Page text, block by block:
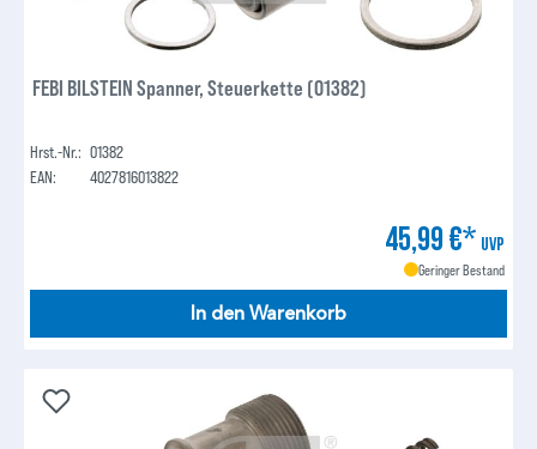
FEBI BILSTEIN Spanner, Steuerkette (01382)
Hrst.-Nr.: 01382
EAN:
4027816013822
45,99 €* UVP
Geringer Bestand
In den Warenkorb